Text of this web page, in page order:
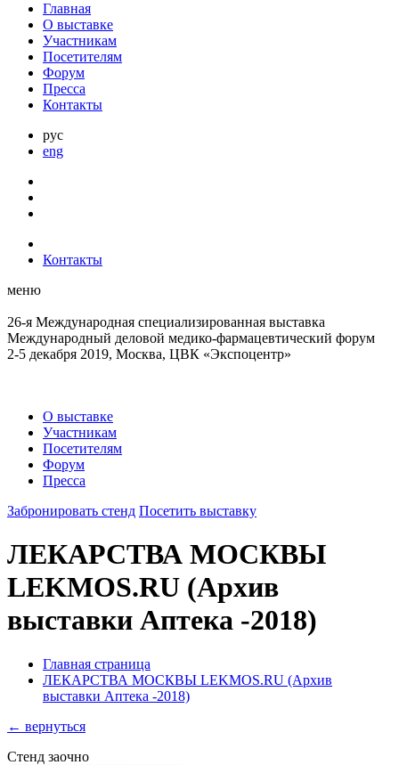
Главная
О выставке
Участникам
Посетителям
Форум
Пресса
Контакты
рус
eng
Контакты
меню
26-я Международная специализированная выставка
Международный деловой медико-фармацевтический форум
2-5 декабря 2019, Москва, ЦВК «Экспоцентр»
О выставке
Участникам
Посетителям
Форум
Пресса
Забронировать стенд Посетить выставку
ЛЕКАРСТВА МОСКВЫ
LEKMOS.RU (Архив
выставки Аптека -2018)
Главная страница
ЛЕКАРСТВА МОСКВЫ LEKMOS.RU (Архив
выставки Аптека -2018)
← вернуться
Стенд заочно